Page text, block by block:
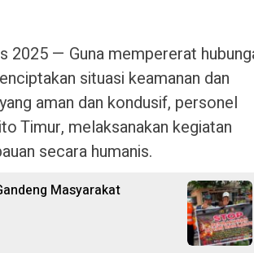
2025 — Guna mempererat
situasi keamanan dan
aman dan kondusif, personel
Timur, melaksanakan kegiatan
secara humanis.
Masyarakat